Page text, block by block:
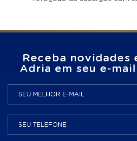
Receba novidades
Adria em seu e-